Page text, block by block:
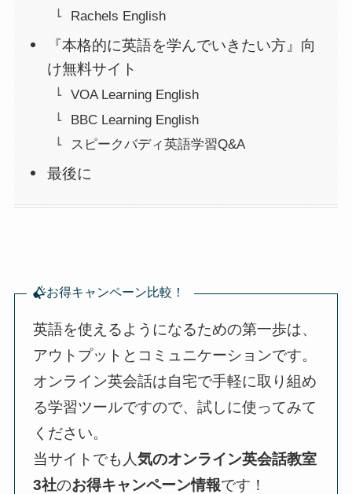
Rachels English
『本格的に英語を学んでいきたい方』向
け無料サイト
VOA Learning English
BBC Learning English
スピークバディ英語学習Q&A
最後に
お得キャンペーン比較！
英語を使えるようになるための第一歩は、
アウトプットとコミュニケーションです。
オンライン英会話は自宅で手軽に取り組め
る学習ツールですので、試しに使ってみて
ください。
当サイトでも人気のオンライン英会話教室
3社のお得キャンペーン情報です！